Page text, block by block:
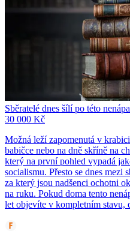
Sběratelé dnes šílí po této
30 000 Kč
Možná leží zapomenutá v
babičce nebo na dně skříně na
který na první pohled vypadá
socialismu. Přesto se dnes mezi
za který jsou nadšenci ochotni
na ruku. Pokud doma tento
let objevíte v kompletním stavu,